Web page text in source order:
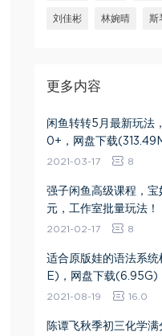
刘佳彬 林婉晴 斯
更多内容
闲鱼转转5月最新玩法
0+，网盘下载
2021-03-17 8
强子闲鱼高级课程，
元，工作室批量玩法！
2021-02-17 8
适合原版娃的语法系
E)，网盘下载(6.95G)
2021-08-19 16.0
陈谭飞秋季初三化学